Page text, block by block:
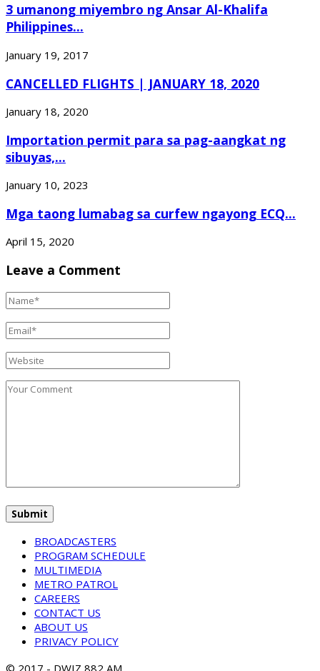
3 umanong miyembro ng Ansar Al-Khalifa
Philippines...
January 19, 2017
CANCELLED FLIGHTS | JANUARY 18, 2020
January 18, 2020
Importation permit para sa pag-aangkat ng
sibuyas,...
January 10, 2023
Mga taong lumabag sa curfew ngayong ECQ...
April 15, 2020
Leave a Comment
BROADCASTERS
PROGRAM SCHEDULE
MULTIMEDIA
METRO PATROL
CAREERS
CONTACT US
ABOUT US
PRIVACY POLICY